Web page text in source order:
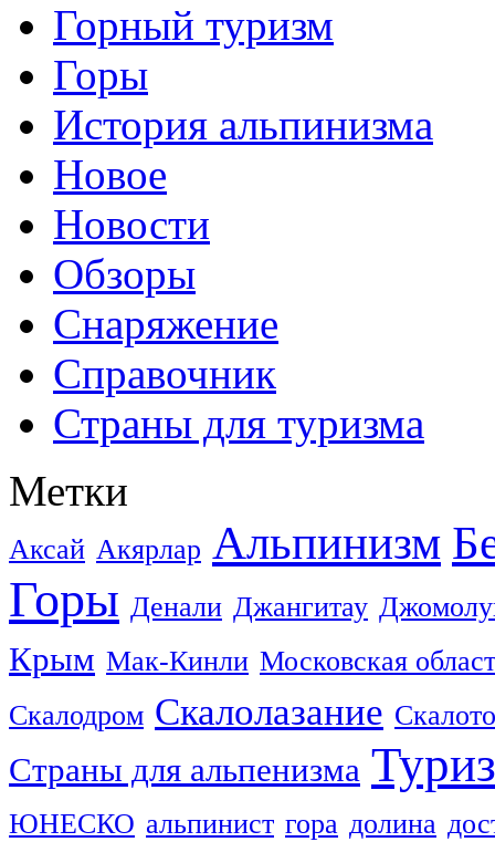
Горный туризм
Горы
История альпинизма
Новое
Новости
Обзоры
Снаряжение
Справочник
Страны для туризма
Метки
Аксай Акярлар Альпинизм
Горы Денали Джангитау
Крым Мак-Кинли Московская
Скалодром Скалолазание
Страны для альпенизма
ЮНЕСКО альпинист гора долина